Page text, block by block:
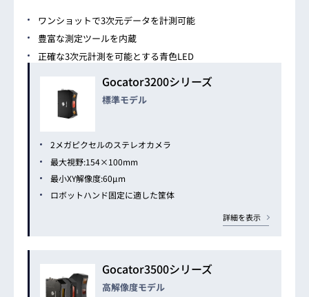
ワンショットで3次元データを計測可能
豊富な測定ツールを内蔵
正確な3次元計測を可能とする青色LED
Gocator3200シリーズ
標準モデル
2メガピクセルのステレオカメラ
最大視野:154×100mm
最小XY解像度:60μm
ロボットハンド固定に適した筐体
詳細を表示
Gocator3500シリーズ
高解像度モデル